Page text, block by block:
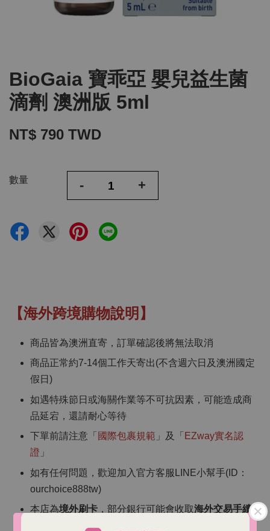
BioGaia 寶乖亞 嬰兒益生菌
滴劑 澳洲版 5ml
NT$ 790 TWD
數量 - +
【海外跨境購物說明】
商品皆為澳洲直寄，訂單確認後將無法取消
商品正常約7-14個工作天寄出(不含週六日及澳洲國定
假日)
如遇特殊節日或海關作業等不可抗因素，可能造成商
品延宕，還請耐心等待
下單前請注意「 國際包裹規範 」及「 EZway實名認
證 」
如有任何問題，歡迎加入官方客服LINE小幫手(ID：
ourchoice888tw)
本店為境外刷卡 ，部分銀行可能會收取海外交易手續
（依各銀行規定）